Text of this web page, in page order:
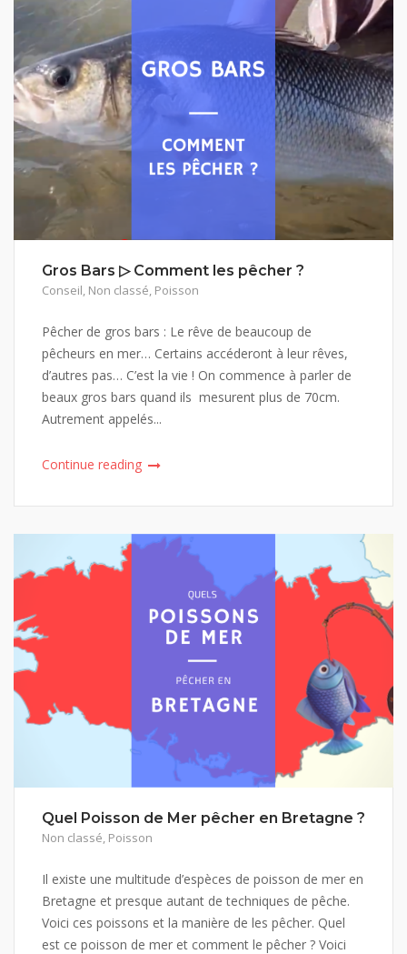
Gros Bars ▷ Comment les pêcher ?
Conseil, Non classé, Poisson
Pêcher de gros bars : Le rêve de beaucoup de
pêcheurs en mer… Certains accéderont à leur rêves,
d’autres pas… C’est la vie ! On commence à parler de
beaux gros bars quand ils mesurent plus de 70cm.
Autrement appelés...
Continue reading
Quel Poisson de Mer pêcher en Bretagne ?
Non classé, Poisson
Il existe une multitude d’espèces de poisson de mer en
Bretagne et presque autant de techniques de pêche.
Voici ces poissons et la manière de les pêcher. Quel
est ce poisson de mer et comment le pêcher ? Voici